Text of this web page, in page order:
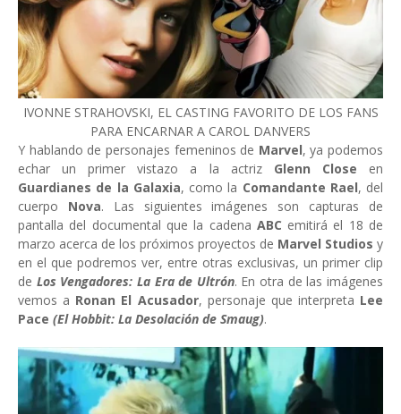
IVONNE STRAHOVSKI, EL CASTING FAVORITO DE LOS FANS
PARA ENCARNAR A CAROL DANVERS
Y hablando de personajes femeninos de Marvel, ya podemos
echar un primer vistazo a la actriz Glenn Close en
Guardianes de la Galaxia, como la Comandante Rael, del
cuerpo Nova. Las siguientes imágenes son capturas de
pantalla del documental que la cadena ABC emitirá el 18 de
marzo acerca de los próximos proyectos de Marvel Studios y
en el que podremos ver, entre otras exclusivas, un primer clip
de Los Vengadores: La Era de Ultrón. En otra de las imágenes
vemos a Ronan El Acusador, personaje que interpreta Lee
Pace (El Hobbit: La Desolación de Smaug).